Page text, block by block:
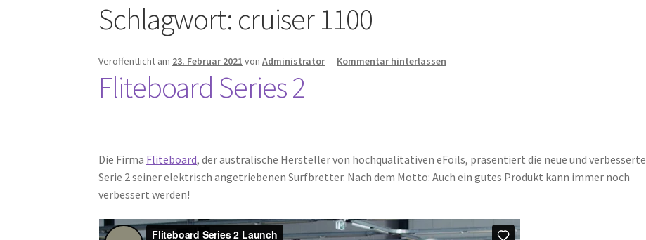
Schlagwort: cruiser 1100
Veröffentlicht am 23. Februar 2021 vonAdministrator— Kommentar hinterlassen
Fliteboard Series 2
Die Firma Fliteboard, der australische Hersteller von hochqualitativen eFoils, präsentiert die neue und verbesserte
Serie 2 seiner elektrisch angetriebenen Surfbretter. Nach dem Motto: Auch ein gutes Produkt kann immer noch
verbessert werden!